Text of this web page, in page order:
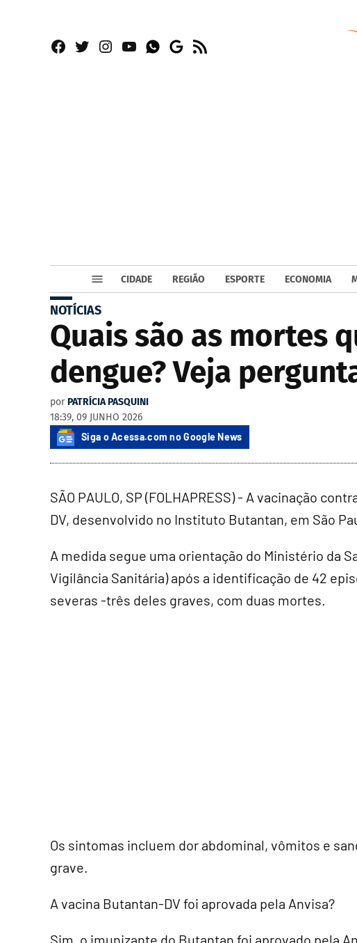
Facebook
TwitterInstagram
YouTubeWhatsapp
Google
RSS
CIDADE REGIÃO ESPORTE ECONOMIA
NOTÍCIAS
Quais são as mortes
dengue? Veja
por PATRÍCIA PASQUINI
18:39, 09 JUNHO 2026
Siga o Acessa.com no Google News
SÃO PAULO, SP (FOLHAPRESS) - A vacinação
DV, desenvolvido no Instituto Butantan, em São
A medida segue uma orientação do Ministério da
Vigilância Sanitária) após a identificação de 42
severas -três deles graves, com duas mortes.
Os sintomas incluem dor abdominal, vômitos e
grave.
A vacina Butantan-DV foi aprovada pela Anvisa?
Sim, o imunizante do Butantan foi aprovado pela